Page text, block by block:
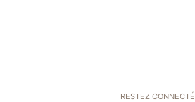
RESTEZ CONNECTÉ